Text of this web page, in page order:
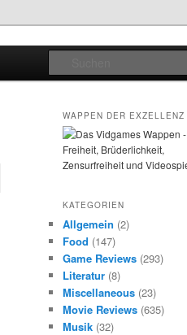
WAPPEN DER EXZELLENZ
KATEGORIEN
Allgemein (2)
Food (147)
Game Reviews (293)
Literatur (8)
Miscellaneous (23)
Movie Reviews (635)
Musik (32)